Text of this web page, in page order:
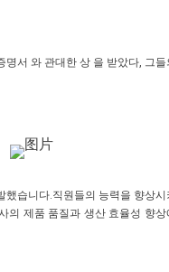
서 와 관대한 상 을 받았다, 그들
습니다.직원들의 능력을 향상시
의 제품 품질과 생산 효율성 향상